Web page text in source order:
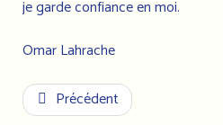
je garde confiance en moi.
Omar Lahrache
Précédent